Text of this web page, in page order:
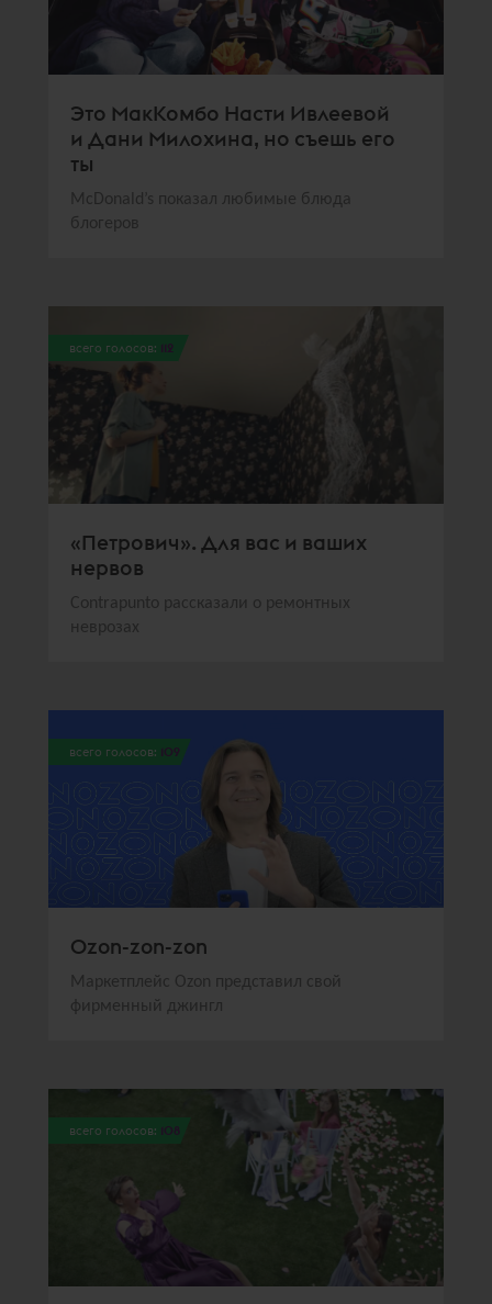
Это МакКомбо Насти Ивлеевой
и Дани Милохина, но съешь его
ты
McDonald’s показал любимые блюда
блогеров
всего голосов: 112
«Петрович». Для вас и ваших
нервов
Contrapunto рассказали о ремонтных
неврозах
всего голосов: 109
Ozon-zon-zon
Маркетплейс Ozon представил свой
фирменный джингл
всего голосов: 108